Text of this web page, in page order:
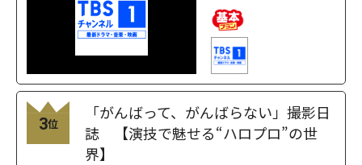
3位
「がんばって、がんばらない」撮影日
誌 【演技で魅せる“ハロプロ”の世
界】